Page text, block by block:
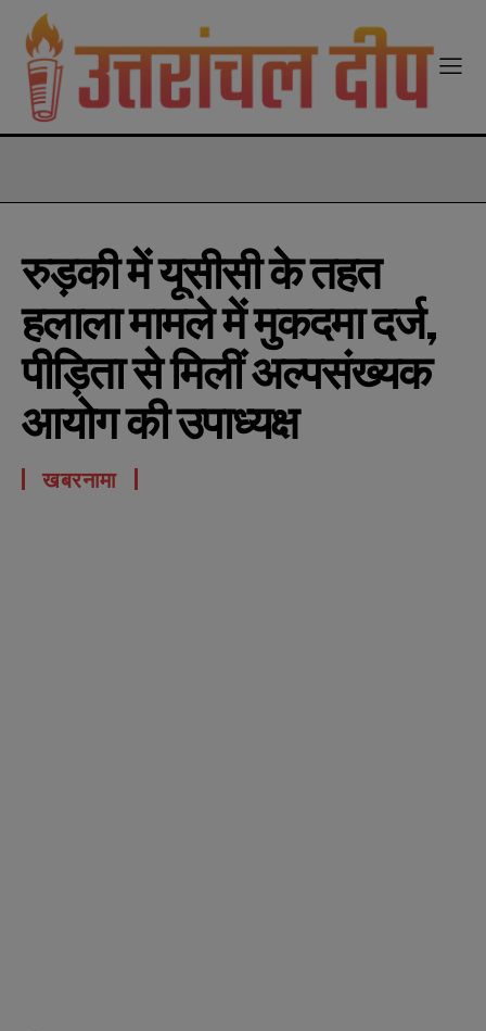
रुड़की में यूसीसी के तहत
हलाला मामले में मुकदमा दर्ज,
पीड़िता से मिलीं अल्पसंख्यक
आयोग की उपाध्यक्ष
खबरनामा